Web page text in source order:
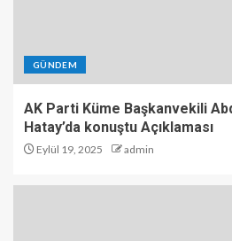
GÜNDEM
AK Parti Küme Başkanvekili
Hatay’da konuştu Açıklaması
Eylül 19, 2025 admin